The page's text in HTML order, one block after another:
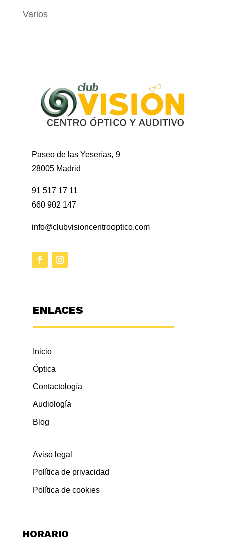
Varios
Paseo de las Yeserías, 9
28005 Madrid
91 517 17 11
660 902 147
info@clubvisioncentrooptico.com
ENLACES
Inicio
Óptica
Contactología
Audiología
Blog
Aviso legal
Política de privacidad
Política de cookies
HORARIO